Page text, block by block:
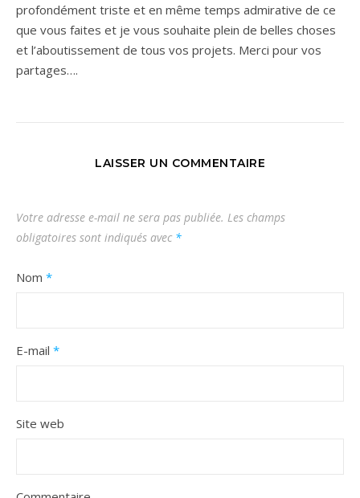
profondément triste et en même temps admirative de ce
que vous faites et je vous souhaite plein de belles choses
et l’aboutissement de tous vos projets. Merci pour vos
partages….
LAISSER UN COMMENTAIRE
Votre adresse e-mail ne sera pas publiée. Les champs
obligatoires sont indiqués avec *
Nom *
E-mail *
Site web